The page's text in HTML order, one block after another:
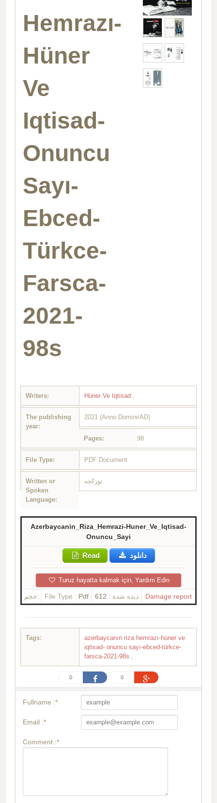
Hemrazı-
Hüner
Ve
Iqtisad-
Onuncu
Sayı-
Ebced-
Türkce-
Farsca-
2021-
98s
Writers: Hüner Ve Iqtisad
The publishing
year:
2021 (Anno Domini/AD)
Pages: 98
File Type: PDF Document
Written or
Spoken
Language:
تورکجه
Azerbaycanin_Riza_Hemrazi-Huner_Ve_Iqtisad-
Onuncu_Sayi
Read دانلود
Turuz hayatta kalmak için, Yardım Edin
حجم: File Type : Pdf دیده شده : 612 Damage report
Tags:
azerbaycanın riza hemrazı-hüner ve
iqtisad- onuncu sayı-ebced-türkce-
farsca-2021-98s
0 0
Fullname :*
Email :*
Comment :*